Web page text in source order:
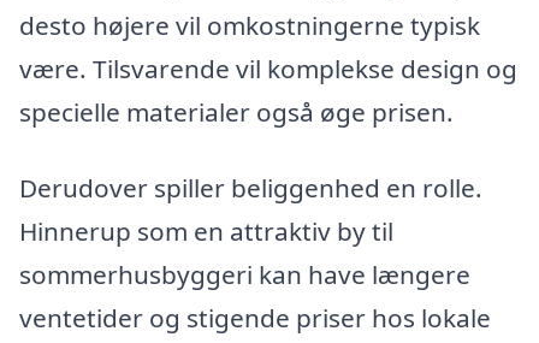
desto højere vil omkostningerne typisk
være. Tilsvarende vil komplekse design og
specielle materialer også øge prisen.
Derudover spiller beliggenhed en rolle.
Hinnerup som en attraktiv by til
sommerhusbyggeri kan have længere
ventetider og stigende priser hos lokale